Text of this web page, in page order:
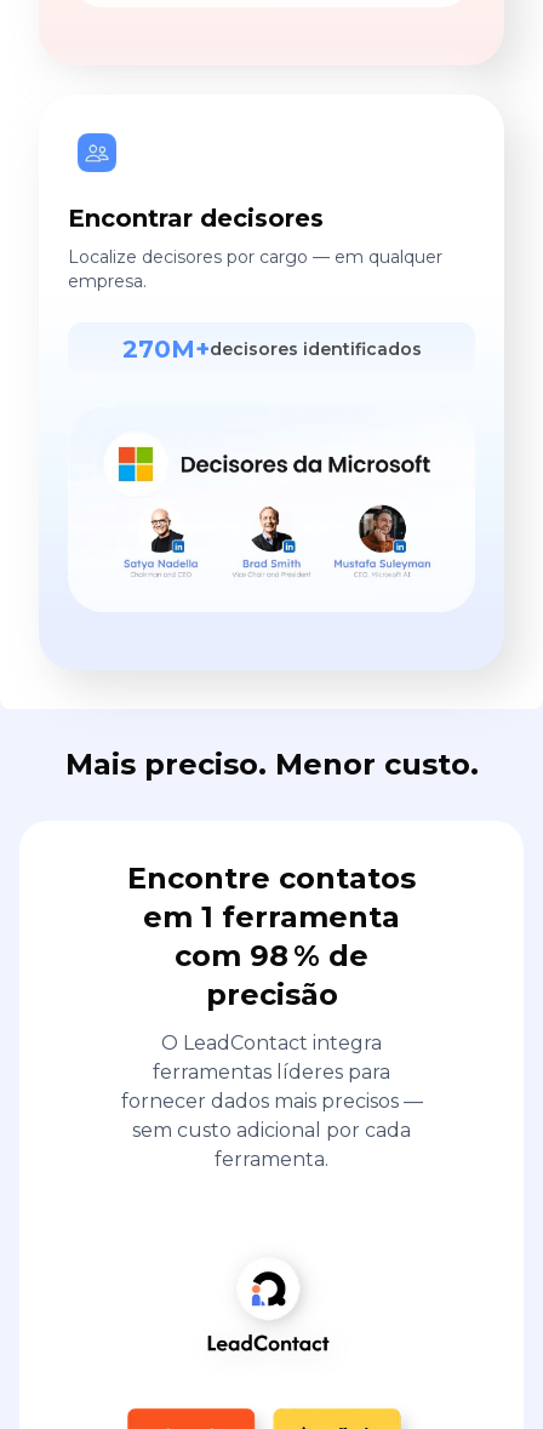
Encontrar decisores
Localize decisores por cargo — em qualquer
empresa.
270M+decisores identificados
Mais preciso. Menor custo.
Encontre contatos
em 1 ferramenta
com 98 % de
precisão
O LeadContact integra
ferramentas líderes para
fornecer dados mais precisos —
sem custo adicional por cada
ferramenta.